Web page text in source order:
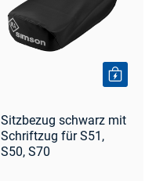
Sitzbezug schwarz mit
Schriftzug für S51,
S50, S70